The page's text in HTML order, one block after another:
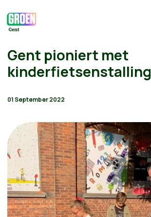
Gent pioniert met
kinderfietsenstalling
01 September 2022